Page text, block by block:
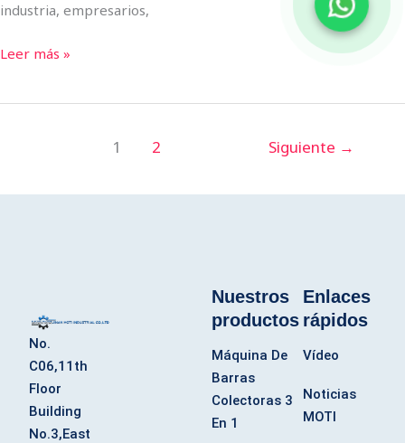
industria, empresarios,
Leer más »
1 2 Siguiente →
No.
C06,11th
Floor
Building
No.3,East
Nuestros
productos
Máquina De
Barras
Colectoras 3
En 1
Enlaces
rápidos
Vídeo
Noticias
MOTI